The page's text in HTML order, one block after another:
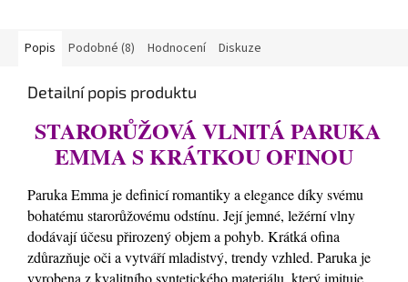
Popis Podobné (8) Hodnocení Diskuze
Detailní popis produktu
STARORŮŽOVÁ VLNITÁ PARUKA
EMMA S KRÁTKOU OFINOU
Paruka Emma je definicí romantiky a elegance díky svému
bohatému starorůžovému odstínu. Její jemné, ležérní vlny
dodávají účesu přirozený objem a pohyb. Krátká ofina
zdůrazňuje oči a vytváří mladistvý, trendy vzhled. Paruka je
vyrobena z kvalitního syntetického materiálu, který imituje